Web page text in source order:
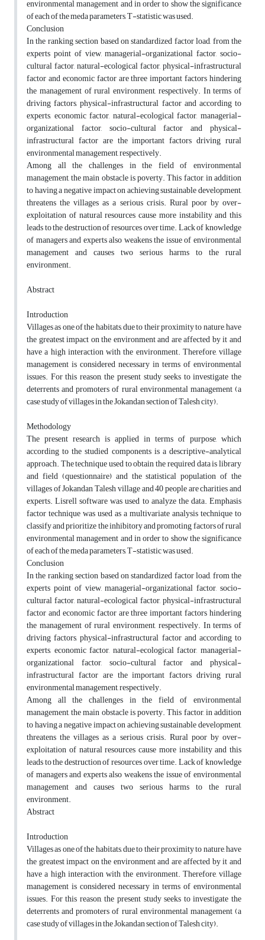
environmental management and in order to show the significance
of each of the meda parameters, T-statistic was used.
Conclusion
In the ranking section based on standardized factor load, from the
experts point of view, managerial-organizational factor, socio-
cultural factor, natural-ecological factor, physical-infrastructural
factor and economic factor are three important factors hindering
the management of rural environment, respectively. In terms of
driving factors, physical-infrastructural factor and according to
experts, economic factor, natural-ecological factor, managerial-
organizational factor, socio-cultural factor and physical-
infrastructural factor are the important factors driving rural
environmental management, respectively.
Among all the challenges in the field of environmental
management, the main obstacle is poverty. This factor, in addition
to having a negative impact on achieving sustainable development,
threatens the villages as a serious crisis. Rural poor by over-
exploitation of natural resources cause more instability and this
leads to the destruction of resources over time. Lack of knowledge
of managers and experts also weakens the issue of environmental
management and causes two serious harms to the rural
environment.
Abstract
Introduction
Villages as one of the habitats, due to their proximity to nature, have
the greatest impact on the environment and are affected by it and
have a high interaction with the environment. Therefore, village
management is considered necessary in terms of environmental
issues. For this reason, the present study seeks to investigate the
deterrents and promoters of rural environmental management (a
case study of villages in the Jokandan section of Talesh city).
Methodology
The present research is applied in terms of purpose, which
according to the studied components is a descriptive-analytical
approach. The technique used to obtain the required data is library
and field (questionnaire) and the statistical population of the
villages of Jokandan Talesh village and 40 people are charities and
experts. Lisrell software was used to analyze the data. Emphasis
factor technique was used as a multivariate analysis technique to
classify and prioritize the inhibitory and promoting factors of rural
environmental management and in order to show the significance
of each of the meda parameters, T-statistic was used.
Conclusion
In the ranking section based on standardized factor load, from the
experts point of view, managerial-organizational factor, socio-
cultural factor, natural-ecological factor, physical-infrastructural
factor and economic factor are three important factors hindering
the management of rural environment, respectively. In terms of
driving factors, physical-infrastructural factor and according to
experts, economic factor, natural-ecological factor, managerial-
organizational factor, socio-cultural factor and physical-
infrastructural factor are the important factors driving rural
environmental management, respectively.
Among all the challenges in the field of environmental
management, the main obstacle is poverty. This factor, in addition
to having a negative impact on achieving sustainable development,
threatens the villages as a serious crisis. Rural poor by over-
exploitation of natural resources cause more instability and this
leads to the destruction of resources over time. Lack of knowledge
of managers and experts also weakens the issue of environmental
management and causes two serious harms to the rural
environment.
Abstract
Introduction
Villages as one of the habitats, due to their proximity to nature, have
the greatest impact on the environment and are affected by it and
have a high interaction with the environment. Therefore, village
management is considered necessary in terms of environmental
issues. For this reason, the present study seeks to investigate the
deterrents and promoters of rural environmental management (a
case study of villages in the Jokandan section of Talesh city).